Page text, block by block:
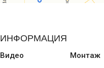
ИНФОРМАЦИЯ
Видео
Монтаж